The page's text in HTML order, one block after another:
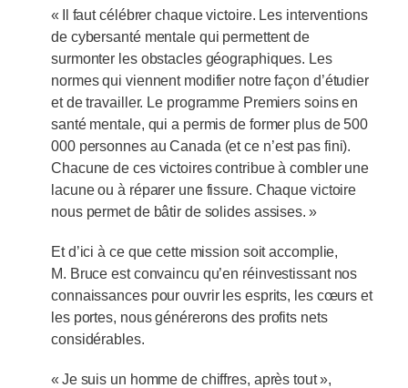
« Il faut célébrer chaque victoire. Les interventions
de cybersanté mentale qui permettent de
surmonter les obstacles géographiques. Les
normes qui viennent modifier notre façon d’étudier
et de travailler. Le programme Premiers soins en
santé mentale, qui a permis de former plus de 500
000 personnes au Canada (et ce n’est pas fini).
Chacune de ces victoires contribue à combler une
lacune ou à réparer une fissure. Chaque victoire
nous permet de bâtir de solides assises. »
Et d’ici à ce que cette mission soit accomplie,
M. Bruce est convaincu qu’en réinvestissant nos
connaissances pour ouvrir les esprits, les cœurs et
les portes, nous générerons des profits nets
considérables.
« Je suis un homme de chiffres, après tout »,